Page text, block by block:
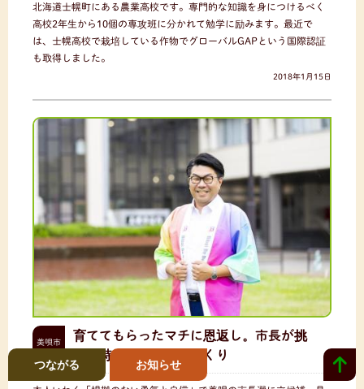
北海道士幌町にある農業高校です。専門的な知識を身につけるべく
高校2年生から10個の専攻班に分かれて勉学に励みます。最近で
は、士幌高校で栽培している作物でグローバルGAPという国際認証
も取得しました。
2018年1月15日
美唄市
育ててもらったマチに恩返し。市長が挑
む、持続可能なまちづくり
つながる お知らせ